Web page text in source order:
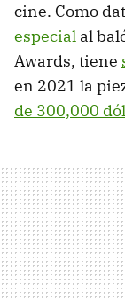
cine. Como
especial al
Awards, tiene
en 2021 la
de 300,000